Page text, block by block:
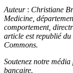
Auteur: Christiane
Medicine,
comportement,
article est republié du
Commons.
Soutenez notre
bancaire.